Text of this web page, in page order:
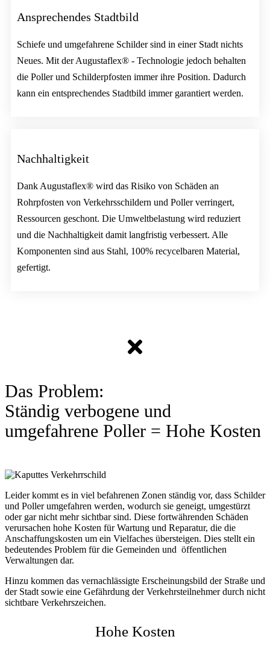
Ansprechendes Stadtbild
Schiefe und umgefahrene Schilder sind in einer Stadt nichts
Neues. Mit der Augustaflex® - Technologie jedoch behalten
die Poller und Schilderpfosten immer ihre Position. Dadurch
kann ein entsprechendes Stadtbild immer garantiert werden.
Nachhaltigkeit
Dank Augustaflex® wird das Risiko von Schäden an
Rohrpfosten von Verkehrsschildern und Poller verringert,
Ressourcen geschont. Die Umweltbelastung wird reduziert
und die Nachhaltigkeit damit langfristig verbessert. Alle
Komponenten sind aus Stahl, 100% recycelbaren Material,
gefertigt.
Das Problem:
Ständig verbogene und
umgefahrene Poller = Hohe Kosten
Leider kommt es in viel befahrenen Zonen ständig vor, dass Schilder
und Poller umgefahren werden, wodurch sie geneigt, umgestürzt
oder gar nicht mehr sichtbar sind. Diese fortwährenden Schäden
verursachen hohe Kosten für Wartung und Reparatur, die die
Anschaffungskosten um ein Vielfaches übersteigen. Dies stellt ein
bedeutendes Problem für die Gemeinden und öffentlichen
Verwaltungen dar.
Hinzu kommen das vernachlässigte Erscheinungsbild der Straße und
der Stadt sowie eine Gefährdung der Verkehrsteilnehmer durch nicht
sichtbare Verkehrszeichen.
Hohe Kosten